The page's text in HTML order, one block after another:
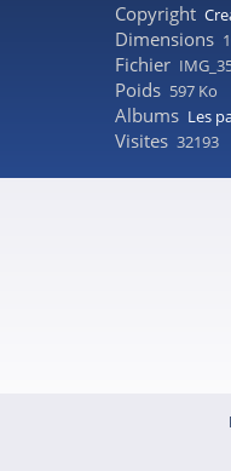
Copyright
Dimensions
Fichier
Poids 597 Ko
Albums Les
Visites 32193